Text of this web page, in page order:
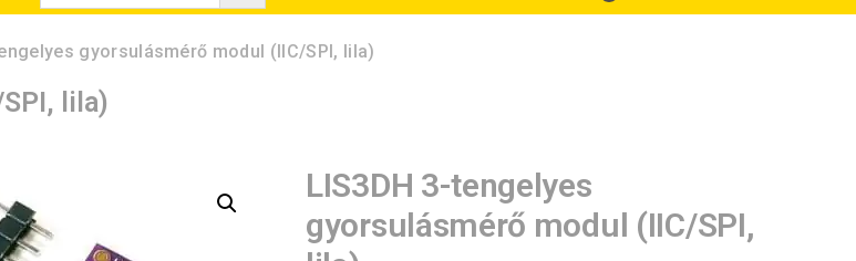
gyorsulásmérő modul (IIC/SPI, lila)
lila)
LIS3DH 3-tengelyes
gyorsulásmérő modul (IIC/SPI,